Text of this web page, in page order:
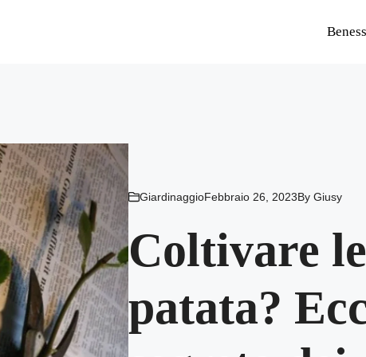
GiardinaggioFebbraio 26, 2023By Giusy
Coltivare
patata?